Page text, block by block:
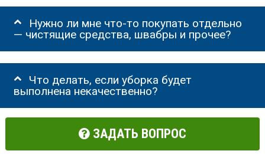
Нужно ли мне что-то покупать отдельно
— чистящие средства, швабры и прочее?
Что делать, если уборка будет
выполнена некачественно?
ЗАДАТЬ ВОПРОС